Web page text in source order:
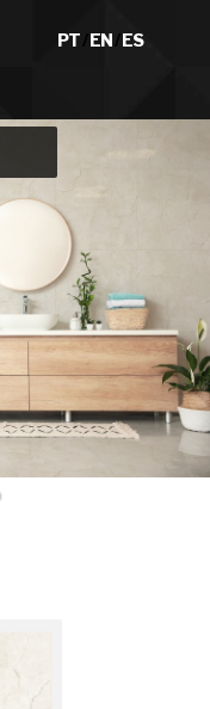
PT EN/ES